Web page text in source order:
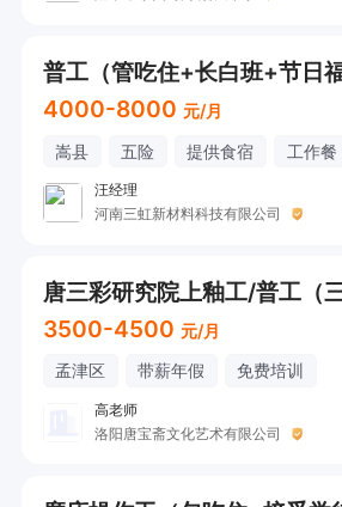
普工（管吃住+长白班+节日福
4000-8000 元/月
嵩县 五险 提供食宿 工作餐
汪经理
河南三虹新材料科技有限公司
唐三彩研究院上釉工/普工（
3500-4500 元/月
孟津区 带薪年假 免费培训
高老师
洛阳唐宝斋文化艺术有限公司